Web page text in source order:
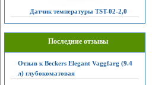
Датчик температуры TST-02-2,0
Последние отзывы
Отзыв к Beckers Elegant Vaggfarg (9.4
л) глубокоматовая